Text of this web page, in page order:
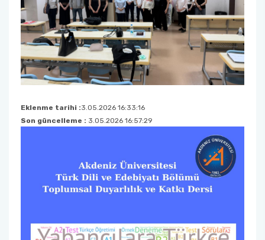
Eklenme tarihi :3.05.2026 16:33:16
Son güncelleme : 3.05.2026 16:57:29